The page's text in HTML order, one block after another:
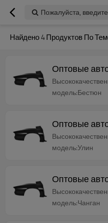
Пожалуйста,
Найдено4Продуктов По
Оптовые
модель:Бестюн
Оптовые
модель:Улин
Оптовые
модель:Чанган